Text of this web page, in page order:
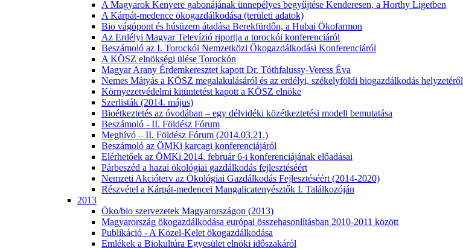
A Magyarok Kenyere gabonájának ünnepélyes begyűjtése Kenderesen, a Horthy Ligetben
A Kárpát-medence ökogazdálkodása (területi adatok)
Bio vágópont és húsüzem átadása Berekfürdőn, a Hubai Ökofarmon
Az Erdélyi Magyar Televízió riportja a torockói konferenciáról
Beszámoló az I. Torockói Nemzetközi Ökogazdálkodási Konferenciáról
A KÖSZ elnökségi ülése Torockón
Magyar Arany Érdemkeresztet kapott Dr. Tóthfalussy-Veress Éva
Nemes Mátyás a KÖSZ megalakulásáról és az erdélyi, székelyföldi biogazdálkodás helyzetéről
Környezetvédelmi kitüntetést kapott a KÖSZ elnöke
Szerlisták (2014. május)
Bioétkeztetés az óvodában – egy délvidéki közétkeztetési modell bemutatása
Beszámoló - II. Földész Fórum
Meghívó – II. Földész Fórum (2014.03.21.)
Beszámoló az ÖMKi karcagi konferenciájáról
Elérhetőek az ÖMKi 2014. február 6-i konferenciájának előadásai
Párbeszéd a hazai ökológiai gazdálkodás fejlesztéséért
Nemzeti Akcióterv az Ökológiai Gazdálkodás Fejlesztéséért (2014-2020)
Részvétel a Kárpát-medencei Mangalicatenyésztők I. Találkozóján
2013
Öko/bio szervezetek Magyarországon (2013)
Magyarország ökogazdálkodása európai összehasonlításban 2010-2011 között
Publikáció - A Közel-Kelet ökogazdálkodása
Emlékek a Biokultúra Egyesület elnöki időszakáról